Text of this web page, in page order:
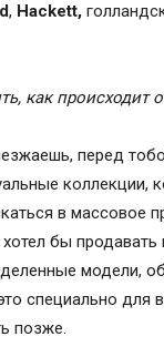
, Hackett,
как происходит
перед
коллекции,
в массовое
бы продавать
модели,
специально для
позже.